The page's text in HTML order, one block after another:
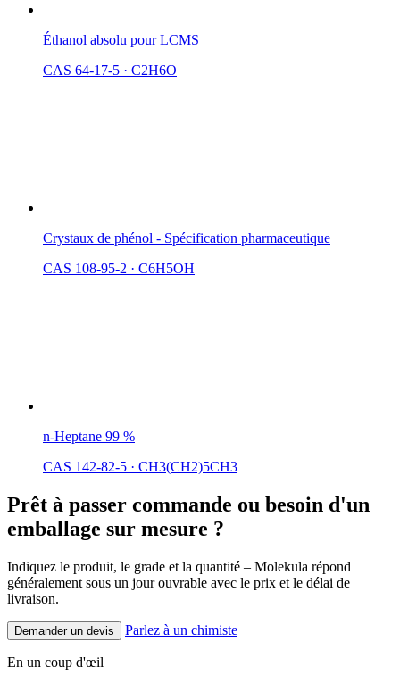
Éthanol absolu pour LCMS
CAS 64-17-5 · C2H6O
Crystaux de phénol - Spécification pharmaceutique
CAS 108-95-2 · C6H5OH
n-Heptane 99 %
CAS 142-82-5 · CH3(CH2)5CH3
Prêt à passer commande ou besoin d'un
emballage sur mesure ?
Indiquez le produit, le grade et la quantité – Molekula répond
généralement sous un jour ouvrable avec le prix et le délai de
livraison.
Demander un devis Parlez à un chimiste
En un coup d'œil